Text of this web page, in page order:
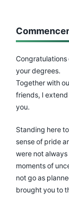
your degrees.
Together with
friends, I
you.
Standing here
sense of pride
were not
moments of
not go as
brought you to